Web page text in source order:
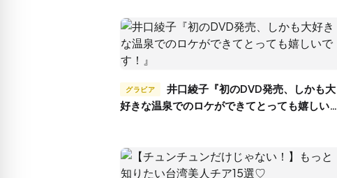
グラビア
好きな温泉でのロケができてとっても嬉しいで